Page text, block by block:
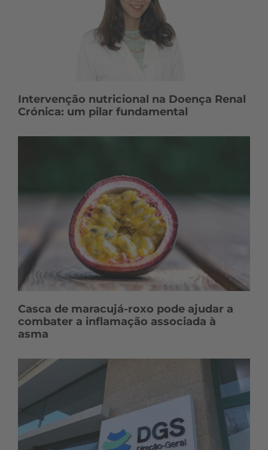
Intervenção nutricional na Doença Renal
Crónica: um pilar fundamental
Casca de maracujá-roxo pode ajudar a
combater a inflamação associada à
asma